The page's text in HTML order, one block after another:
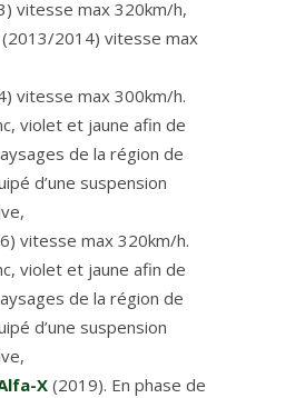
vitesse max 320km/h,
2014) vitesse max
vitesse max 300km/h.
violet et jaune afin de
de la région de
d’une suspension
vitesse max 320km/h.
violet et jaune afin de
de la région de
d’une suspension
X(2019). En phase de